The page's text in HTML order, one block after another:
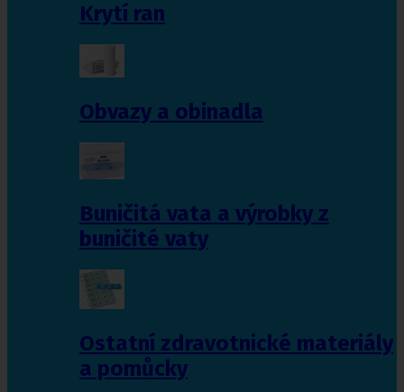
Krytí ran
Obvazy a obinadla
Buničitá vata a výrobky z
buničité vaty
Ostatní zdravotnické materiály
a pomůcky